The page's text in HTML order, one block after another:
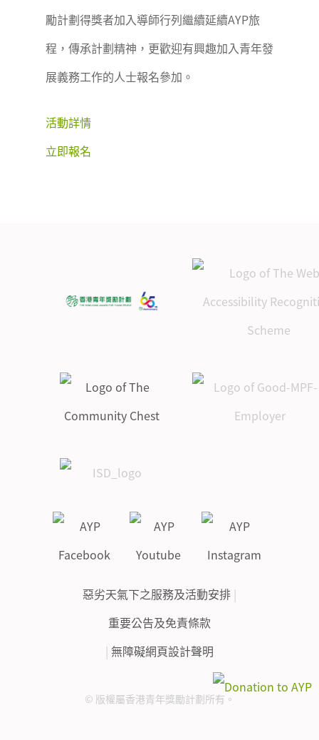
勵計劃得獎者加入導師行列繼續延續AYP旅
程，傳承計劃精神，更歡迎有興趣加入青年發
展義務工作的人士報名參加。
活動詳情
立即報名
惡劣天氣下之服務及活動安排 |
重要公告及免責條款
| 無障礙網頁設計聲明
© 版權屬香港青年獎勵計劃所有。